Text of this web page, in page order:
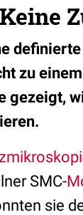
zu
gezeigt,
SMC-
sie